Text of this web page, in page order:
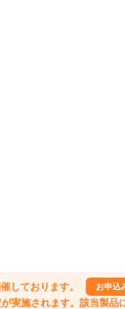
しております。 お申込
施されます。該当製品